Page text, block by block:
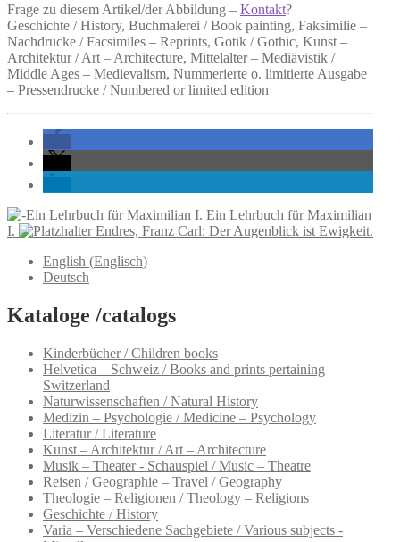
Frage zu diesem Artikel/der Abbildung – Kontakt?
Geschichte / History, Buchmalerei / Book painting, Faksimilie –
Nachdrucke / Facsimiles – Reprints, Gotik / Gothic, Kunst –
Architektur / Art – Architecture, Mittelalter – Mediävistik /
Middle Ages – Medievalism, Nummerierte o. limitierte Ausgabe
– Pressendrucke / Numbered or limited edition
Ein Lehrbuch für Maximilian
I.
Endres, Franz Carl: Der Augenblick ist Ewigkeit.
English (Englisch)
Deutsch
Kataloge /catalogs
Kinderbücher / Children books
Helvetica – Schweiz / Books and prints pertaining
Switzerland
Naturwissenschaften / Natural History
Medizin – Psychologie / Medicine – Psychology
Literatur / Literature
Kunst – Architektur / Art – Architecture
Musik – Theater - Schauspiel / Music – Theatre
Reisen / Geographie – Travel / Geography
Theologie – Religionen / Theology – Religions
Geschichte / History
Varia – Verschiedene Sachgebiete / Various subjects -